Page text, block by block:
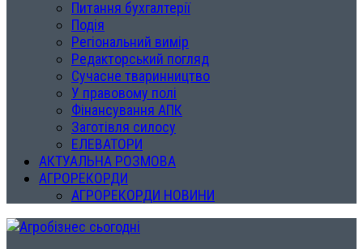
Питання бухгалтерії
Подія
Регіональний вимір
Редакторський погляд
Сучасне тваринництво
У правовому полі
Фінансування АПК
Заготівля силосу
ЕЛЕВАТОРИ
АКТУАЛЬНА РОЗМОВА
АГРОРЕКОРДИ
АГРОРЕКОРДИ НОВИНИ